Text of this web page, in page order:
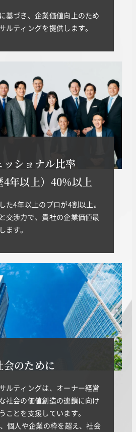
基づき、企業価値向上のため
ルティングを提供します。
ッショナル比率
4年以上）40%以上
た4年以上のプロが4割以上。
交渉力で、貴社の企業価値最
ます。
会のために
ルティングは、オーナー経営
社会の価値創造の連鎖に向け
ことを支援しています。
、個人や企業の枠を超え、社会